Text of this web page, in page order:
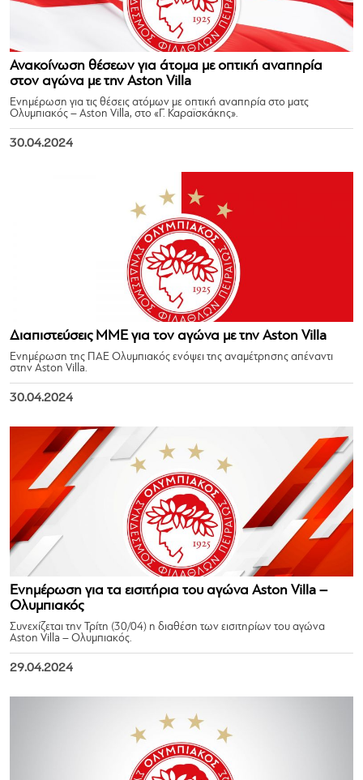
Ανακοίνωση θέσεων για άτομα με οπτική αναπηρία
στον αγώνα με την Aston Villa
Ενημέρωση για τις θέσεις ατόμων με οπτική αναπηρία στο ματς
Ολυμπιακός – Aston Villa, στο «Γ. Καραϊσκάκης».
30.04.2024
Διαπιστεύσεις ΜΜΕ για τον αγώνα με την Aston Villa
Ενημέρωση της ΠΑΕ Ολυμπιακός ενόψει της αναμέτρησης απέναντι
στην Aston Villa.
30.04.2024
Ενημέρωση για τα εισιτήρια του αγώνα Aston Villa –
Ολυμπιακός
Συνεχίζεται την Τρίτη (30/04) η διαθέση των εισιτηρίων του αγώνα
Aston Villa – Ολυμπιακός.
29.04.2024